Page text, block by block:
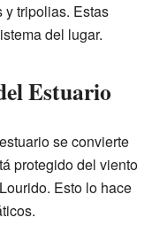
y tripolias. Estas
del lugar.
Estuario
se convierte
protegido del viento
Esto lo hace